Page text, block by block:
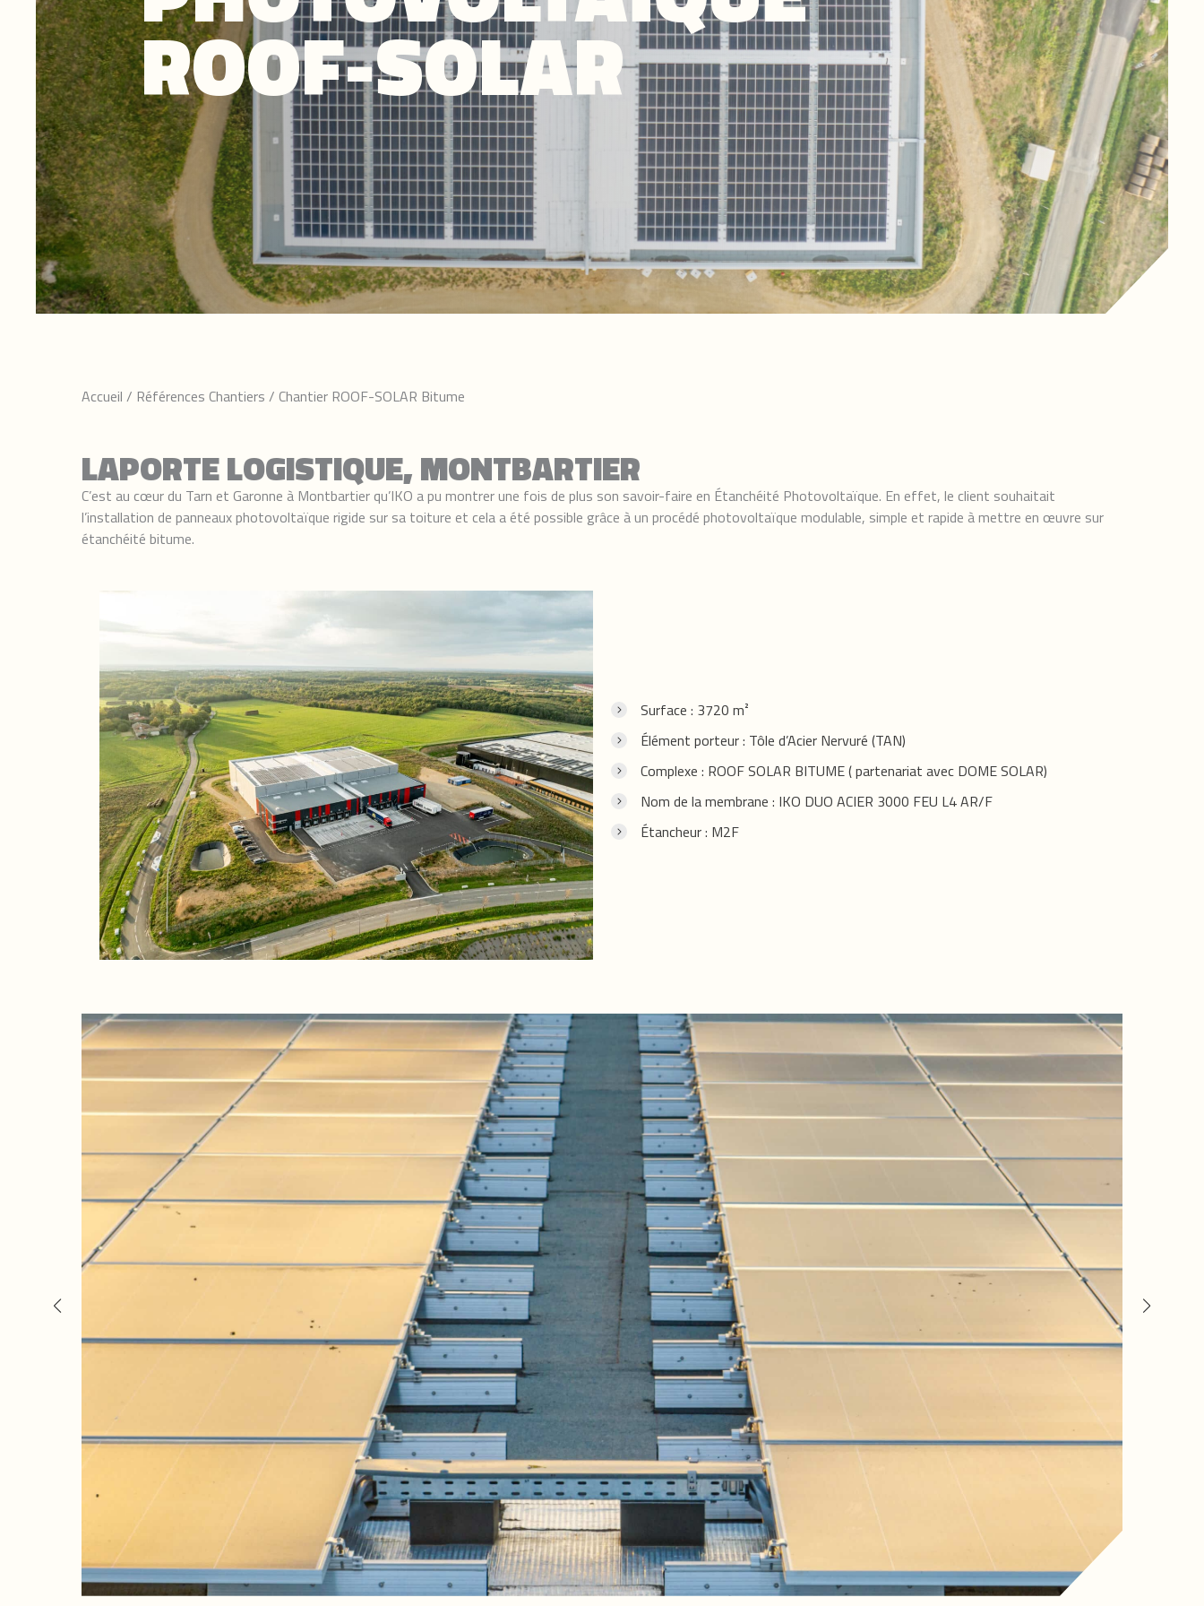
ROOF-SOLAR
Accueil / Références Chantiers / Chantier ROOF-SOLAR Bitume
LAPORTE LOGISTIQUE, MONTBARTIER
C’est au cœur du Tarn et Garonne à Montbartier qu’IKO a pu montrer une fois de plus son savoir-faire en Étanchéité Photovoltaïque. En effet, le client souhaitait
l’installation de panneaux photovoltaïque rigide sur sa toiture et cela a été possible grâce à un procédé photovoltaïque modulable, simple et rapide à mettre en œuvre sur
étanchéité bitume.
Surface : 3720 m²
Élément porteur : Tôle d’Acier Nervuré (TAN)
Complexe : ROOF SOLAR BITUME ( partenariat avec DOME SOLAR)
Nom de la membrane : IKO DUO ACIER 3000 FEU L4 AR/F
Étancheur : M2F